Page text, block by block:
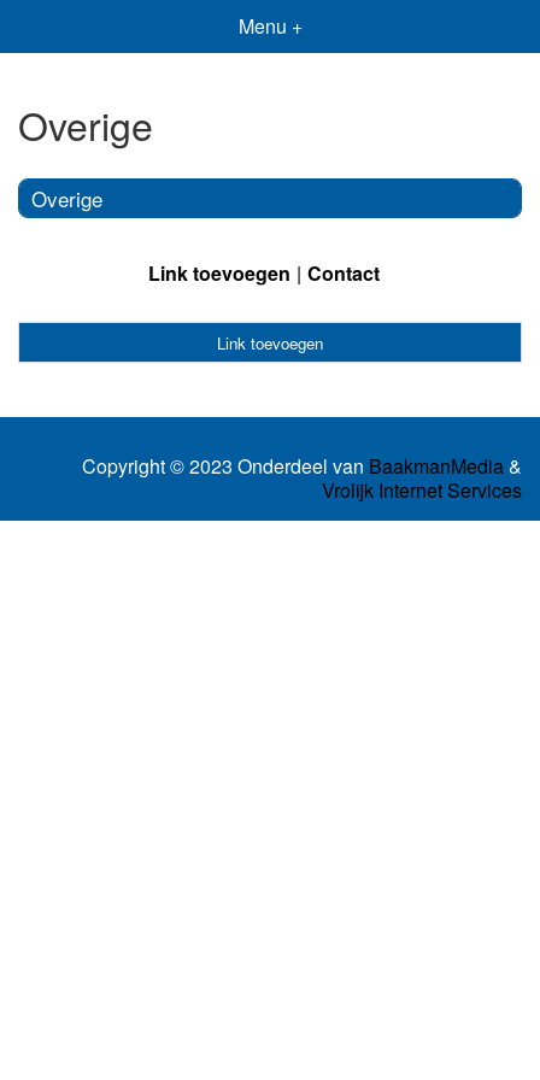
Menu +
Overige
Overige
Link toevoegen Contact
Link toevoegen
Copyright © 2023 Onderdeel van BaakmanMedia&
Vrolijk Internet Services